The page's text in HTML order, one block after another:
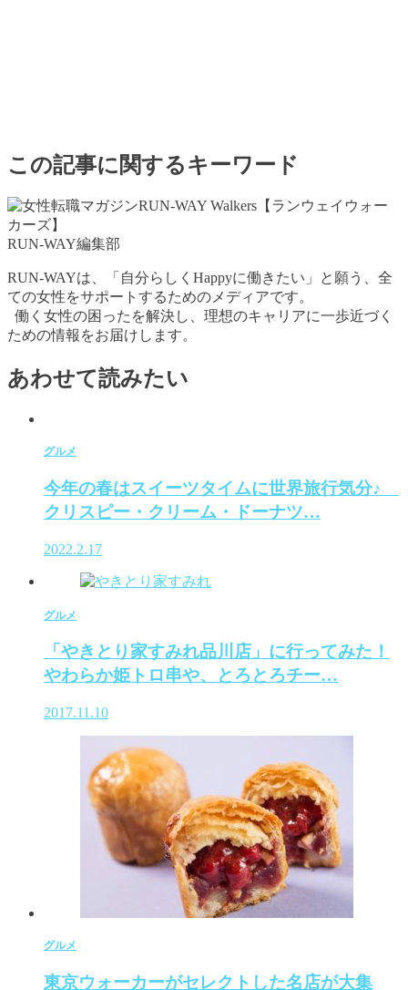
この記事に関するキーワード
RUN-WAY編集部
RUN-WAYは、「自分らしくHappyに働きたい」と願う、全
ての女性をサポートするためのメディアです。
働く女性の困ったを解決し、理想のキャリアに一歩近づく
ための情報をお届けします。
あわせて読みたい
グルメ
今年の春はスイーツタイムに世界旅行気分♪
クリスピー・クリーム・ドーナツ…
2022.2.17
グルメ
「やきとり家すみれ品川店」に行ってみた！
やわらか姫トロ串や、とろとろチー…
2017.11.10
グルメ
東京ウォーカーがセレクトした名店が大集